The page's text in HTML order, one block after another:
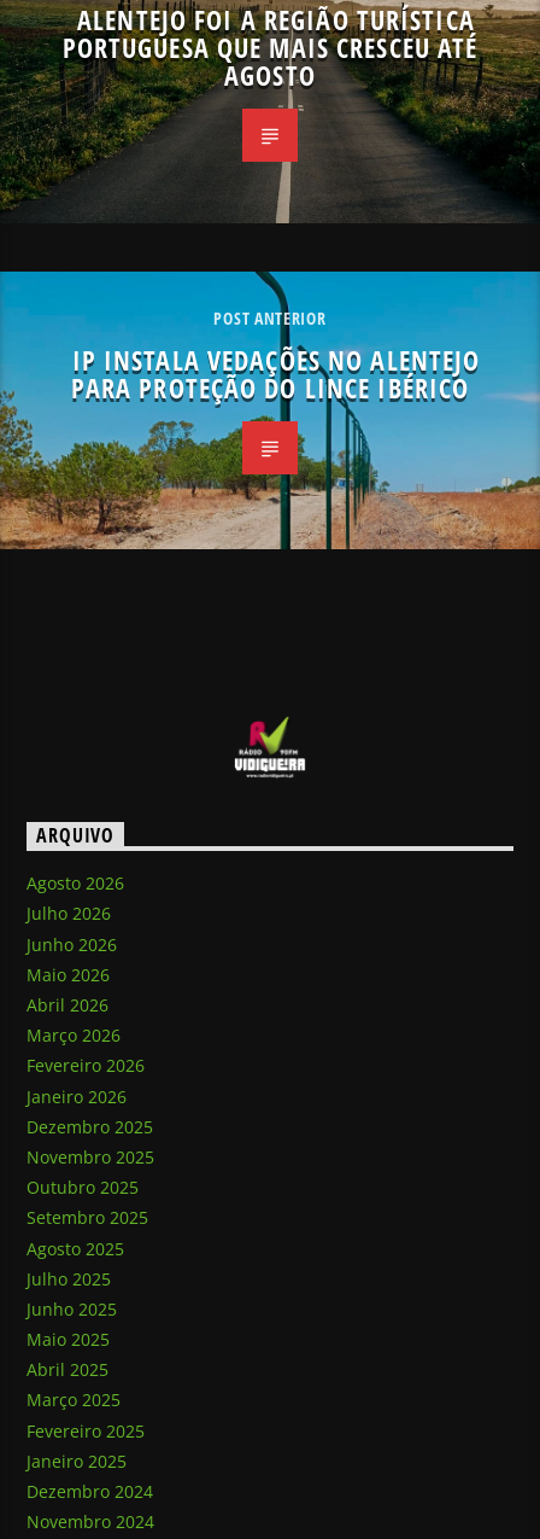
ALENTEJO FOI A REGIÃO TURÍSTICA
PORTUGUESA QUE MAIS CRESCEU ATÉ
AGOSTO
POST ANTERIOR
IP INSTALA VEDAÇÕES NO ALENTEJO
PARA PROTEÇÃO DO LINCE IBÉRICO
ARQUIVO
Agosto 2026
Julho 2026
Junho 2026
Maio 2026
Abril 2026
Março 2026
Fevereiro 2026
Janeiro 2026
Dezembro 2025
Novembro 2025
Outubro 2025
Setembro 2025
Agosto 2025
Julho 2025
Junho 2025
Maio 2025
Abril 2025
Março 2025
Fevereiro 2025
Janeiro 2025
Dezembro 2024
Novembro 2024